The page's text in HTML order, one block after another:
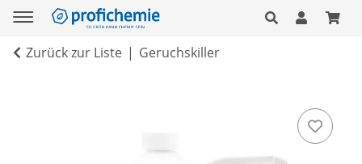
Zurück zur Liste Geruchskiller